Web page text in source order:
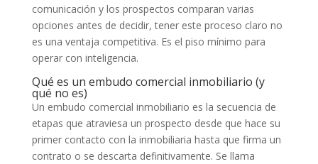
comunicación y los prospectos comparan varias
opciones antes de decidir, tener este proceso claro no
es una ventaja competitiva. Es el piso mínimo para
operar con inteligencia.
Qué es un embudo comercial inmobiliario (y
qué no es)
Un embudo comercial inmobiliario es la secuencia de
etapas que atraviesa un prospecto desde que hace su
primer contacto con la inmobiliaria hasta que firma un
contrato o se descarta definitivamente. Se llama